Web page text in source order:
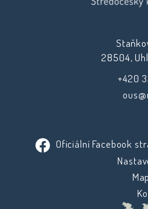
28504,
+420
Oficiální Facebook